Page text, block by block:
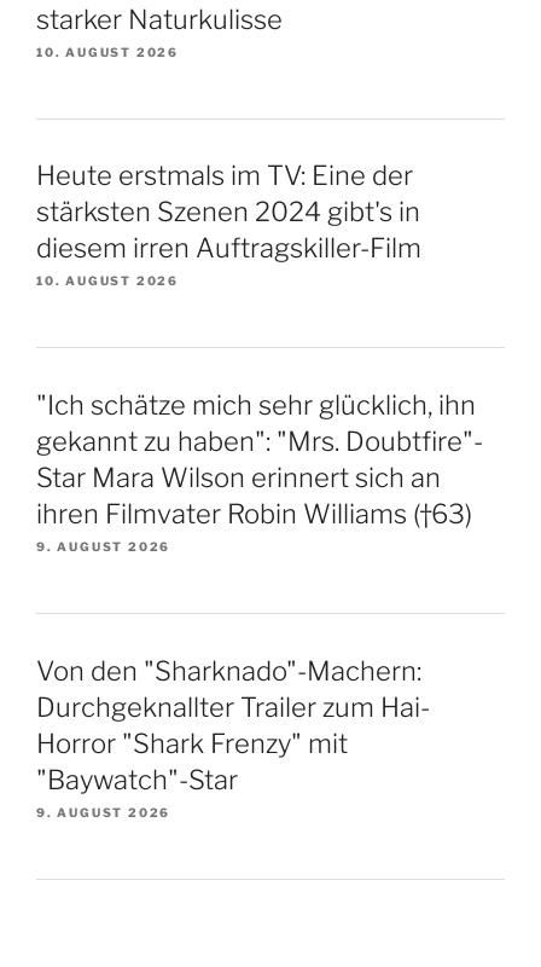
starker Naturkulisse
10. AUGUST 2026
Heute erstmals im TV: Eine der
stärksten Szenen 2024 gibt's in
diesem irren Auftragskiller-Film
10. AUGUST 2026
"Ich schätze mich sehr glücklich, ihn
gekannt zu haben": "Mrs. Doubtfire"-
Star Mara Wilson erinnert sich an
ihren Filmvater Robin Williams (†63)
9. AUGUST 2026
Von den "Sharknado"-Machern:
Durchgeknallter Trailer zum Hai-
Horror "Shark Frenzy" mit
"Baywatch"-Star
9. AUGUST 2026